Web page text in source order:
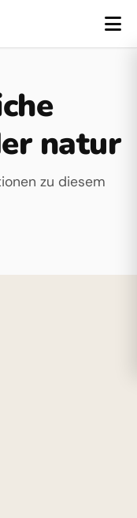
natur
zu diesem